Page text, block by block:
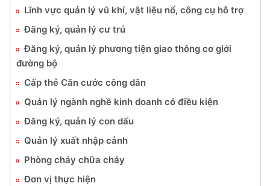
Lĩnh vực quản lý vũ khí, vật liệu nổ, công cụ hỗ trợ
Đăng ký, quản lý cư trú
Đăng ký, quản lý phương tiện giao thông cơ giới
đường bộ
Cấp thẻ Căn cước công dân
Quản lý ngành nghề kinh doanh có điều kiện
Đăng ký, quản lý con dấu
Quản lý xuất nhập cảnh
Phòng cháy chữa cháy
Đơn vị thực hiện